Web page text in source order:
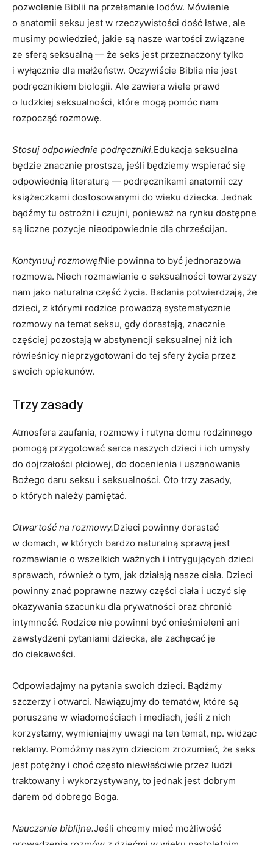
pozwolenie Biblii na przełamanie lodów. Mówienie
o anatomii seksu jest w rzeczywistości dość łatwe, ale
musimy powiedzieć, jakie są nasze wartości związane
ze sferą seksualną — że seks jest przeznaczony tylko
i wyłącznie dla małżeństw. Oczywiście Biblia nie jest
podręcznikiem biologii. Ale zawiera wiele prawd
o ludzkiej seksualności, które mogą pomóc nam
rozpocząć rozmowę.
Stosuj odpowiednie podręczniki.Edukacja seksualna
będzie znacznie prostsza, jeśli będziemy wspierać się
odpowiednią literaturą — podręcznikami anatomii czy
książeczkami dostosowanymi do wieku dziecka. Jednak
bądźmy tu ostrożni i czujni, ponieważ na rynku dostępne
są liczne pozycje nieodpowiednie dla chrześcijan.
Kontynuuj rozmowę!Nie powinna to być jednorazowa
rozmowa. Niech rozmawianie o seksualności towarzyszy
nam jako naturalna część życia. Badania potwierdzają, że
dzieci, z którymi rodzice prowadzą systematycznie
rozmowy na temat seksu, gdy dorastają, znacznie
częściej pozostają w abstynencji seksualnej niż ich
rówieśnicy nieprzygotowani do tej sfery życia przez
swoich opiekunów.
Trzy zasady
Atmosfera zaufania, rozmowy i rutyna domu rodzinnego
pomogą przygotować serca naszych dzieci i ich umysły
do dojrzałości płciowej, do docenienia i uszanowania
Bożego daru seksu i seksualności. Oto trzy zasady,
o których należy pamiętać.
Otwartość na rozmowy.Dzieci powinny dorastać
w domach, w których bardzo naturalną sprawą jest
rozmawianie o wszelkich ważnych i intrygujących dzieci
sprawach, również o tym, jak działają nasze ciała. Dzieci
powinny znać poprawne nazwy części ciała i uczyć się
okazywania szacunku dla prywatności oraz chronić
intymność. Rodzice nie powinni być onieśmieleni ani
zawstydzeni pytaniami dziecka, ale zachęcać je
do ciekawości.
Odpowiadajmy na pytania swoich dzieci. Bądźmy
szczerzy i otwarci. Nawiązujmy do tematów, które są
poruszane w wiadomościach i mediach, jeśli z nich
korzystamy, wymieniajmy uwagi na ten temat, np. widząc
reklamy. Pomóżmy naszym dzieciom zrozumieć, że seks
jest potężny i choć często niewłaściwie przez ludzi
traktowany i wykorzystywany, to jednak jest dobrym
darem od dobrego Boga.
Nauczanie biblijne.Jeśli chcemy mieć możliwość